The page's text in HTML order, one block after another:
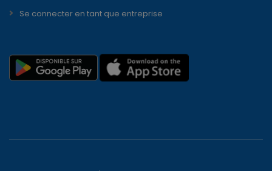
Se connecter en tant que entreprise